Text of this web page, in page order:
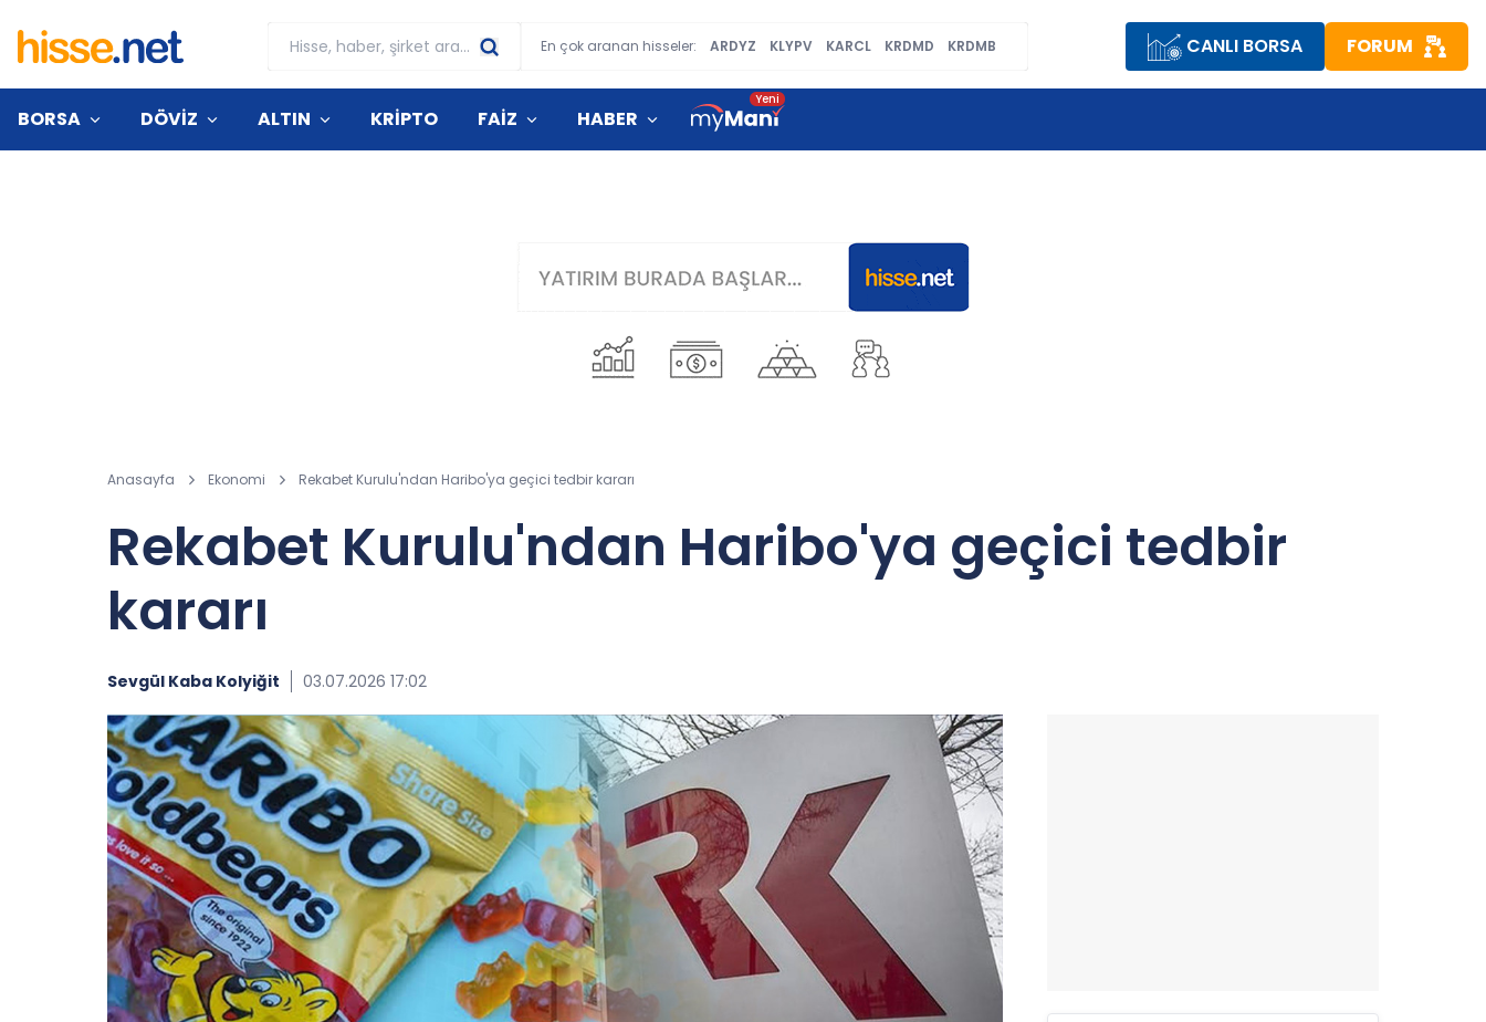
En çok aranan hisseler: ARDYZ KLYPV KARCL KRDMD KRDMB CANLI BORSA FORUM
BORSA DÖVİZ ALTIN KRİPTO FAİZ HABER
Anasayfa Ekonomi Rekabet Kurulu'ndan Haribo'ya geçici tedbir kararı
Rekabet Kurulu'ndan Haribo'ya geçici tedbir
kararı
Sevgül Kaba Kolyiğit 03.07.2026 17:02